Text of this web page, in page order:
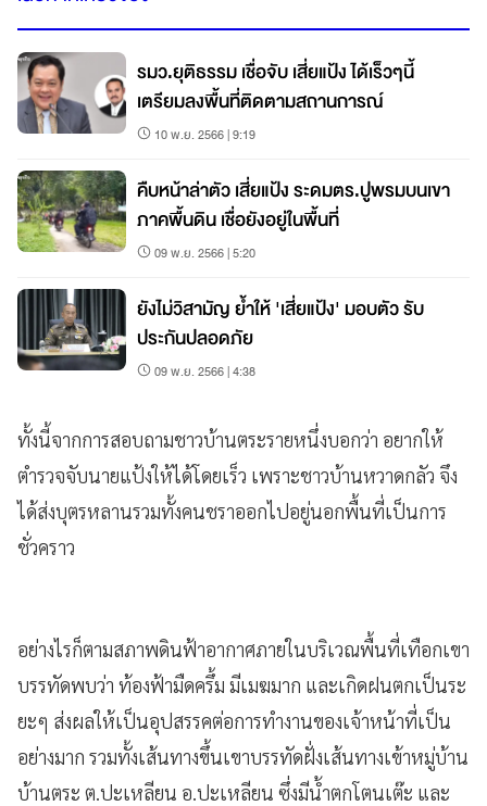
รมว.ยุติธรรม เชื่อจับ เสี่ยแป้ง ได้เร็วๆนี้
เตรียมลงพื้นที่ติดตามสถานการณ์
10 พ.ย. 2566 | 9:19
คืบหน้าล่าตัว เสี่ยแป้ง ระดมตร.ปูพรมบนเขา
ภาคพื้นดิน เชื่อยังอยู่ในพื้นที่
09 พ.ย. 2566 | 5:20
ยังไม่วิสามัญ ย้ำให้ 'เสี่ยแป้ง' มอบตัว รับ
ประกันปลอดภัย
09 พ.ย. 2566 | 4:38
ทั้งนี้จากการสอบถามชาวบ้านตระรายหนึ่งบอกว่า อยากให้
ตำรวจจับนายแป้งให้ได้โดยเร็ว เพราะชาวบ้านหวาดกลัว จึง
ได้ส่งบุตรหลานรวมทั้งคนชราออกไปอยู่นอกพื้นที่เป็นการ
ชั่วคราว
อย่างไรก็ตามสภาพดินฟ้าอากาศภายในบริเวณพื้นที่เทือกเขา
บรรทัดพบว่า ท้องฟ้ามืดครึ้ม มีเมฆมาก และเกิดฝนตกเป็นระ
ยะๆ ส่งผลให้เป็นอุปสรรคต่อการทำงานของเจ้าหน้าที่เป็น
อย่างมาก รวมทั้งเส้นทางขึ้นเขาบรรทัดฝั่งเส้นทางเข้าหมู่บ้าน
บ้านตระ ต.ปะเหลียน อ.ปะเหลียน ซึ่งมีน้ำตกโตนเต๊ะ และ